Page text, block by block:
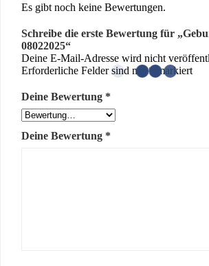
Es gibt noch keine Bewertungen.
Schreibe die erste Bewertung für
08022025“
Deine E-Mail-Adresse wird nicht
Erforderliche Felder sind mit* markiert
Deine Bewertung *
Deine Bewertung *